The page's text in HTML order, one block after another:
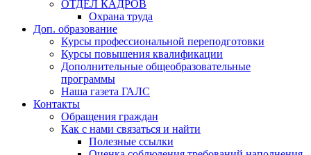
ОТДЕЛ КАДРОВ
Охрана труда
Доп. образование
Курсы профессиональной переподготовки
Курсы повышения квалификации
Дополнительные общеобразовательные
программы
Наша газета ГАЛС
Контакты
Обращения граждан
Как с нами связаться и найти
Полезные ссылки